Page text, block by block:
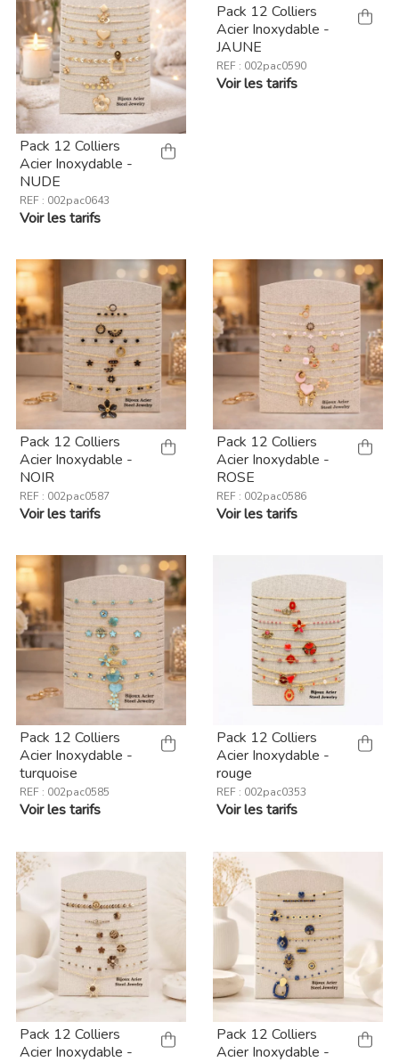
Pack 12 Colliers
Acier Inoxydable -
NUDE
REF : 002pac0643
Voir les tarifs
Pack 12 Colliers
Acier Inoxydable -
JAUNE
REF : 002pac0590
Voir les tarifs
Pack 12 Colliers
Acier Inoxydable -
NOIR
REF : 002pac0587
Voir les tarifs
Pack 12 Colliers
Acier Inoxydable -
ROSE
REF : 002pac0586
Voir les tarifs
Pack 12 Colliers
Acier Inoxydable -
turquoise
REF : 002pac0585
Voir les tarifs
Pack 12 Colliers
Acier Inoxydable -
rouge
REF : 002pac0353
Voir les tarifs
Pack 12 Colliers
Acier Inoxydable -
Pack 12 Colliers
Acier Inoxydable -